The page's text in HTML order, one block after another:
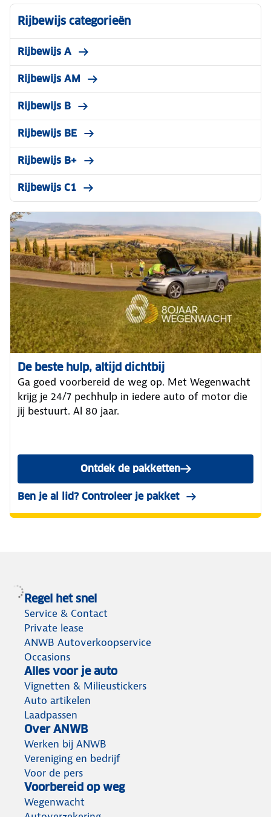
Rijbewijs categorieën
Rijbewijs A
Rijbewijs AM
Rijbewijs B
Rijbewijs BE
Rijbewijs B+
Rijbewijs C1
De beste hulp, altijd dichtbij
Ga goed voorbereid de weg op. Met Wegenwacht
krijg je 24/7 pechhulp in iedere auto of motor die
jij bestuurt. Al 80 jaar.
Ontdek de pakketten
van Wegenwacht
Ben je al lid? Controleer je pakketin Mijn ANWB
Regel het snel
Service & Contact
Private lease
ANWB Autoverkoopservice
Occasions
Alles voor je auto
Vignetten & Milieustickers
Auto artikelen
Laadpassen
Over ANWB
Werken bij ANWB
Vereniging en bedrijf
Voor de pers
Voorbereid op weg
Wegenwacht